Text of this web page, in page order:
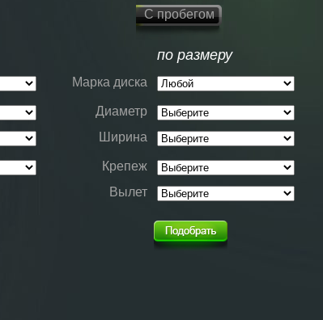
С пробегом
по размеру
Марка диска
Диаметр
Ширина
Крепеж
Вылет